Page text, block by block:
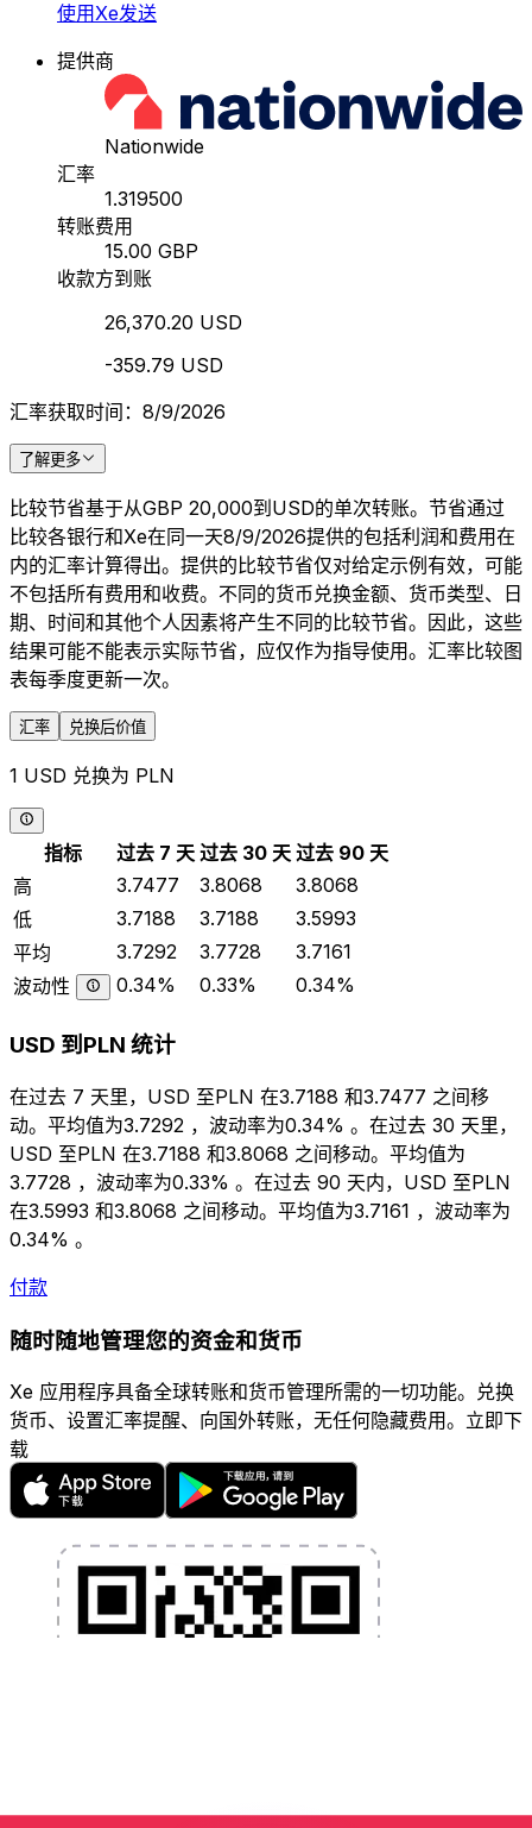
使用Xe发送
提供商
Nationwide
汇率
1.319500
转账费用
15.00 GBP
收款方到账
26,370.20 USD
-359.79 USD
汇率获取时间：8/9/2026
了解更多
比较节省基于从GBP 20,000到USD的单次转账。节省通过
比较各银行和Xe在同一天8/9/2026提供的包括利润和费用在
内的汇率计算得出。提供的比较节省仅对给定示例有效，可能
不包括所有费用和收费。不同的货币兑换金额、货币类型、日
期、时间和其他个人因素将产生不同的比较节省。因此，这些
结果可能不能表示实际节省，应仅作为指导使用。汇率比较图
表每季度更新一次。
汇率 兑换后价值
1 USD 兑换为 PLN
指标 过去 7 天 过去 30 天 过去 90 天
高
3.7477 3.8068
3.8068
低
3.7188 3.7188
3.5993
平均
3.7292 3.7728
3.7161
波动性
0.34% 0.33% 0.34%
USD 到PLN 统计
在过去 7 天里，USD 至PLN 在3.7188 和3.7477 之间移
动。平均值为3.7292 ，波动率为0.34% 。在过去 30 天里，
USD 至PLN 在3.7188 和3.8068 之间移动。平均值为
3.7728 ，波动率为0.33% 。在过去 90 天内，USD 至PLN
在3.5993 和3.8068 之间移动。平均值为3.7161 ，波动率为
0.34% 。
付款
随时随地管理您的资金和货币
Xe 应用程序具备全球转账和货币管理所需的一切功能。兑换
货币、设置汇率提醒、向国外转账，无任何隐藏费用。立即下
载